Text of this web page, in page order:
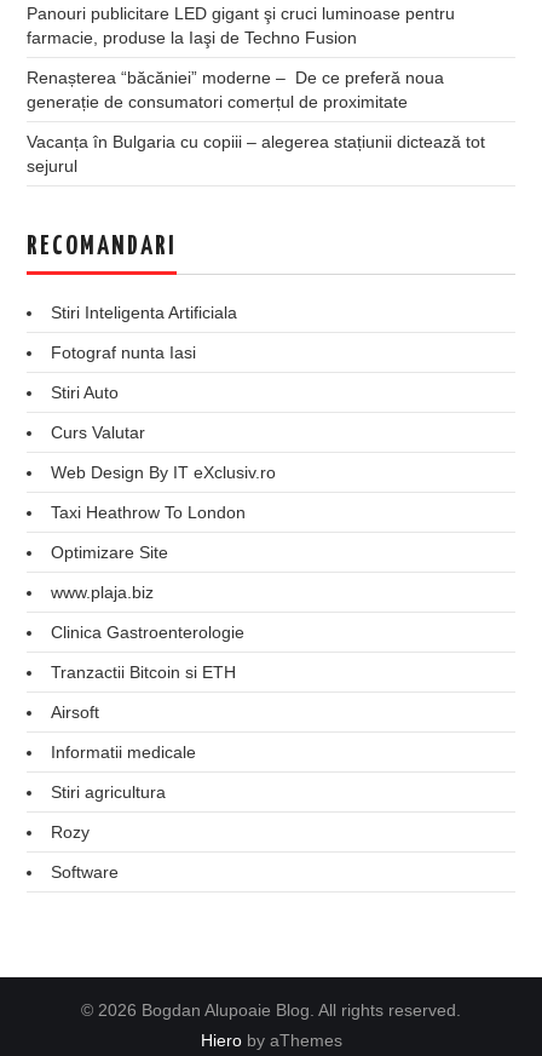
Panouri publicitare LED gigant şi cruci luminoase pentru
farmacie, produse la Iaşi de Techno Fusion
Renașterea “băcăniei” moderne – De ce preferă noua
generație de consumatori comerțul de proximitate
Vacanța în Bulgaria cu copiii – alegerea stațiunii dictează tot
sejurul
RECOMANDARI
Stiri Inteligenta Artificiala
Fotograf nunta Iasi
Stiri Auto
Curs Valutar
Web Design By IT eXclusiv.ro
Taxi Heathrow To London
Optimizare Site
www.plaja.biz
Clinica Gastroenterologie
Tranzactii Bitcoin si ETH
Airsoft
Informatii medicale
Stiri agricultura
Rozy
Software
© 2026 Bogdan Alupoaie Blog. All rights reserved.
Hieroby aThemes